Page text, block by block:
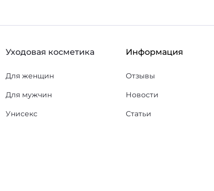
Уходовая косметика
Для женщин
Для мужчин
Унисекс
Информация
Отзывы
Новости
Статьи